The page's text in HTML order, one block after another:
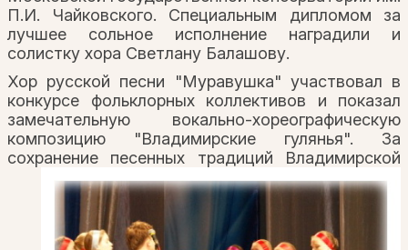
П.И. Чайковского. Специальным дипломом за
лучшее сольное исполнение наградили и
солистку хора Светлану Балашову.
Хор русской песни "Муравушка" участвовал в
конкурсе фольклорных коллективов и показал
замечательную вокально-хореографическую
композицию "Владимирские гулянья". За
сохранение песенных традиций Владимирской